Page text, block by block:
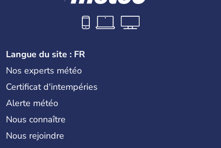
Langue du site : FR
Nos experts météo
Certificat d'intempéries
Alerte météo
Nous connaître
Nous rejoindre